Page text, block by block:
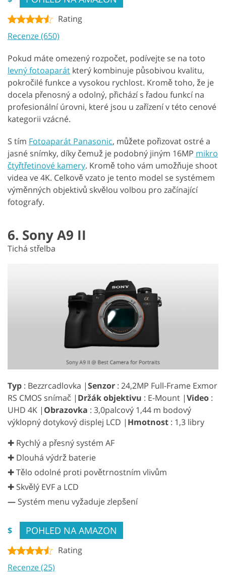
Rating
Recenze (650)
Pokud máte omezený rozpočet, podívejte se na toto
levný fotoaparát který kombinuje působivou kvalitu,
pokročilé funkce a vysokou rychlost. Kromě toho, že je
docela přenosný a odolný, přichází s řadou funkcí na
profesionální úrovni, které jsou u zařízení v této cenové
kategorii vzácné.
S tím Fotoaparát Panasonic, můžete pořizovat ostré a
jasné snímky, díky čemuž je podobný jiným 16MP mikro
čtyřtřetinové kamery. Kromě toho vám umožňuje shoot
videa ve 4K. Celkově vzato je tento model se systémem
výměnných objektivů skvělou volbou pro začínající
fotografy.
6. Sony A9 II
Tichá střelba
Typ : Bezzrcadlovka |Senzor : 24,2MP Full-Frame Exmor
RS CMOS snímač | Držák objektivu : E-Mount |Video :
UHD 4K | Obrazovka : 3,0palcový 1,44 m bodový
výklopný dotykový displej LCD | Hmotnost : 1,3 libry
✚ Rychlý a přesný systém AF
✚ Dlouhá výdrž baterie
✚ Tělo odolné proti povětrnostním vlivům
✚ Skvělý EVF a LCD
— Systém menu vyžaduje zlepšení
$ POHLED NA AMAZON
Rating
Recenze (25)